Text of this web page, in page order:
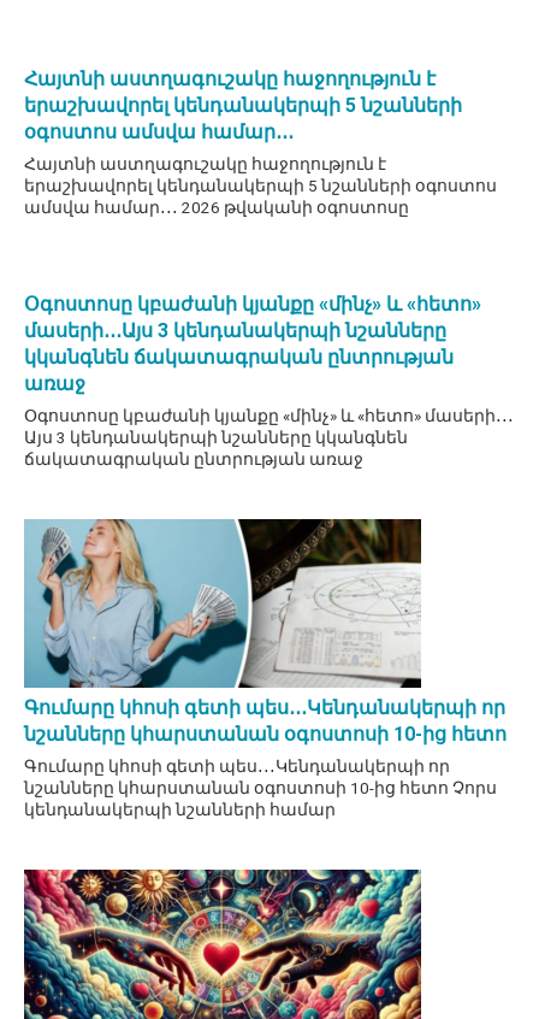
Հայտնի աստղագուշակը հաջողություն է
երաշխավորել կենդանակերպի 5 նշանների
օգոստոս ամսվա համար․․․
Հայտնի աստղագուշակը հաջողություն է
երաշխավորել կենդանակերպի 5 նշանների օգոստոս
ամսվա համար․․․ 2026 թվականի օգոստոսը
Օգոստոսը կբաժանի կյանքը «մինչ» և «հետո»
մասերի․․․Այս 3 կենդանակերպի նշանները
կկանգնեն ճակատագրական ընտրության
առաջ
Օգոստոսը կբաժանի կյանքը «մինչ» և «հետո» մասերի․․․
Այս 3 կենդանակերպի նշանները կկանգնեն
ճակատագրական ընտրության առաջ
Գումարը կհոսի գետի պես․․․Կենդանակերպի որ
նշանները կհարստանան օգոստոսի 10-ից հետո
Գումարը կհոսի գետի պես․․․Կենդանակերպի որ
նշանները կհարստանան օգոստոսի 10-ից հետո Չորս
կենդանակերպի նշանների համար